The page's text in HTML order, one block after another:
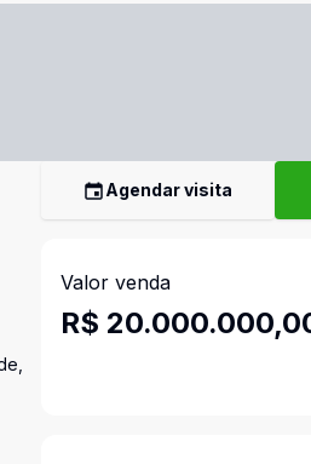
Agendar visita
Valor venda
R$